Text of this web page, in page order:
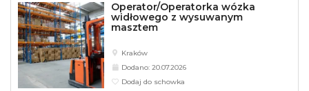
Operator/Operatorka wózka
widłowego z wysuwanym
masztem
Kraków
Dodano: 20.07.2026
Dodaj do schowka